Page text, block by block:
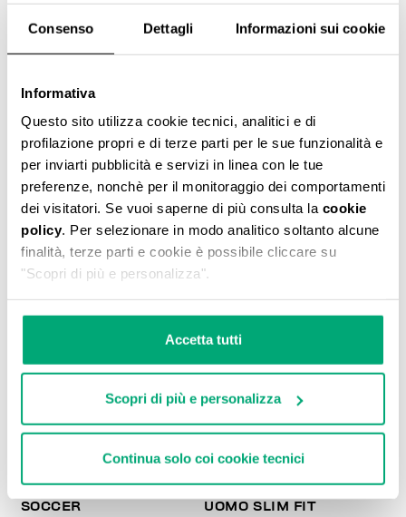
Consenso Dettagli Informazioni sui cookie
Informativa
Questo sito utilizza cookie tecnici, analitici e di
profilazione propri e di terze parti per le sue funzionalità e
per inviarti pubblicità e servizi in linea con le tue
preferenze, nonchè per il monitoraggio dei comportamenti
dei visitatori. Se vuoi saperne di più consulta la cookie
policy. Per selezionare in modo analitico soltanto alcune
finalità, terze parti e cookie è possibile cliccare su
"Scopri di più e personalizza".
Accetta tutti
Scopri di più e personalizza
Continua solo coi cookie tecnici
PANTALONI TUTA UOMO PATTA RICAMATA
30
% SCONTO
T-SHIRT UOMO STAMPA
SOCCER
% SCONTO
PANTALONI JEANS
UOMO SLIM FIT